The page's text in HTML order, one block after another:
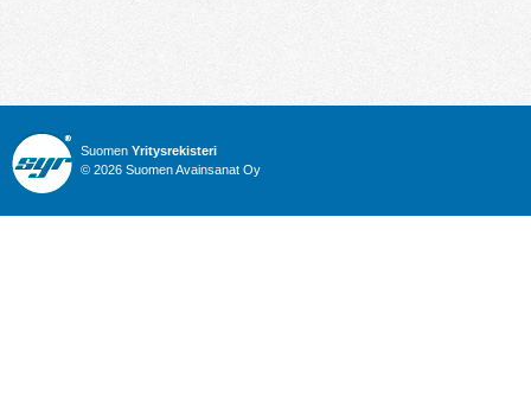
Suomen Yritysrekisteri
© 2026 Suomen Avainsanat Oy